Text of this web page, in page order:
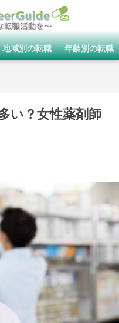
地域別の転職 年齢別の転職
い？女性薬剤師